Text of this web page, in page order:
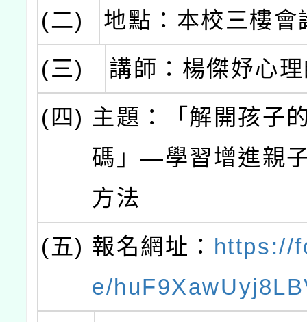
(二)
地點：本校三樓會
(三)
講師：楊傑妤心
(四) 主題：「解開孩子
碼」—學習增進親
方法
(五) 報名網址： https://
e/